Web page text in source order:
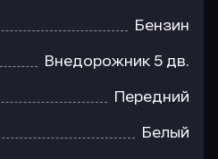
Бензин
Внедорожник 5 дв.
Передний
Белый